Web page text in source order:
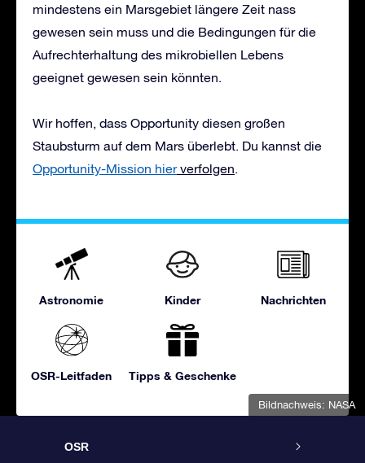
Bildnachweis: NASA
mindestens ein Marsgebiet längere Zeit nass
gewesen sein muss und die Bedingungen für die
Aufrechterhaltung des mikrobiellen Lebens
geeignet gewesen sein könnten.
Wir hoffen, dass Opportunity diesen großen
Staubsturm auf dem Mars überlebt. Du kannst die
Opportunity-Mission hierverfolgen.
Astronomie Kinder Nachrichten
OSR-Leitfaden Tipps & Geschenke
OSR